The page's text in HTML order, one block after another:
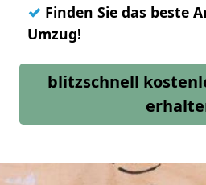
✓ Finden Sie das beste
Umzug!
blitzschnell